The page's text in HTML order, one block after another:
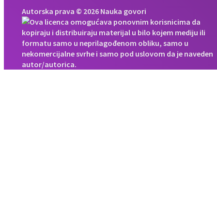
Autorska prava © 2026 Nauka govori